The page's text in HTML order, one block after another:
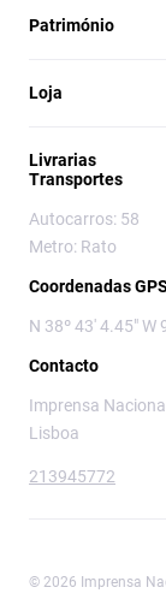
Património
Loja
Livrarias
Transportes
Autocarros: 58
Metro: Rato
Coordenadas GPS
N 38º 43' 4.45" W
Contacto
Imprensa
Lisboa
213945772
© 2026 Imprensa